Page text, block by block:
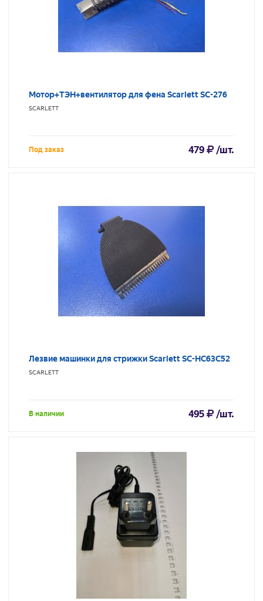
Мотор+ТЭН+вентилятор для фена Scarlett SC-276
SCARLETT
Под заказ 479 /шт.
Лезвие машинки для стрижки Scarlett SC-HC63C52
SCARLETT
В наличии 495 /шт.